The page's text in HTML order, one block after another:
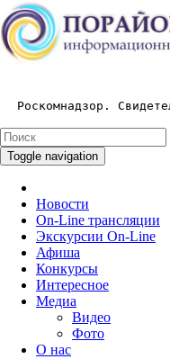
Роскомнадзор.
Toggle navigation
Новости
On-Line трансляции
Экскурсии On-Line
Афиша
Конкурсы
Интересное
Медиа
Видео
Фото
О нас